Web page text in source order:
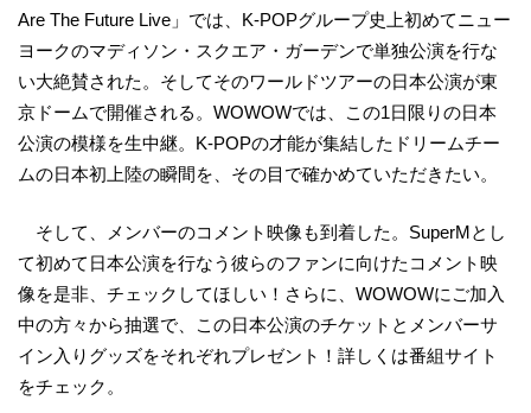
Are The Future Live」では、K-POPグループ史上初めてニュー
ヨークのマディソン・スクエア・ガーデンで単独公演を行な
い大絶賛された。そしてそのワールドツアーの日本公演が東
京ドームで開催される。WOWOWでは、この1日限りの日本
公演の模様を生中継。K-POPの才能が集結したドリームチー
ムの日本初上陸の瞬間を、その目で確かめていただきたい。
そして、メンバーのコメント映像も到着した。SuperMとし
て初めて日本公演を行なう彼らのファンに向けたコメント映
像を是非、チェックしてほしい！さらに、WOWOWにご加入
中の方々から抽選で、この日本公演のチケットとメンバーサ
イン入りグッズをそれぞれプレゼント！詳しくは番組サイト
をチェック。